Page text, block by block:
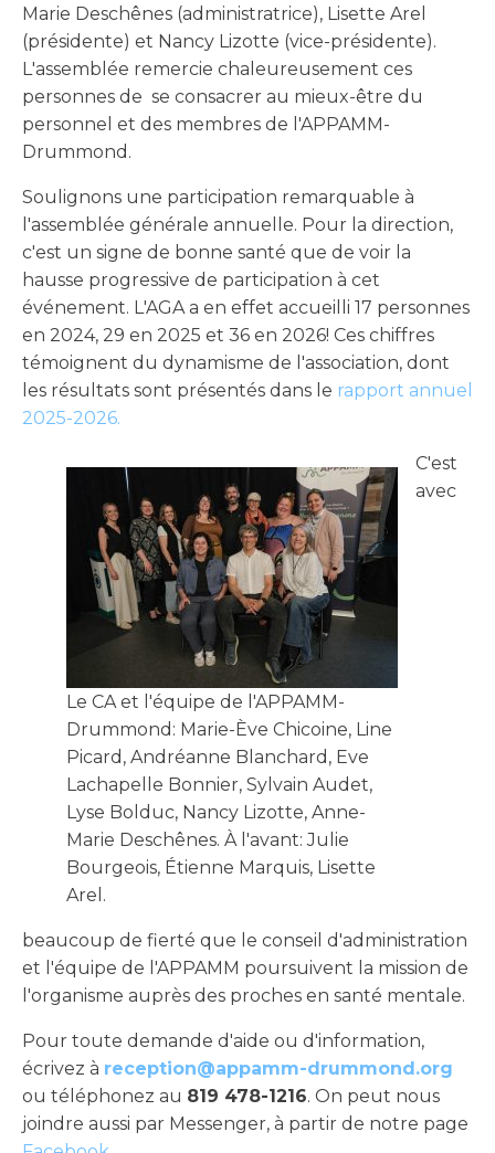
Marie Deschênes (administratrice), Lisette Arel
(présidente) et Nancy Lizotte (vice-présidente).
L'assemblée remercie chaleureusement ces
personnes de se consacrer au mieux-être du
personnel et des membres de l'APPAMM-
Drummond.
Soulignons une participation remarquable à
l'assemblée générale annuelle. Pour la direction,
c'est un signe de bonne santé que de voir la
hausse progressive de participation à cet
événement. L'AGA a en effet accueilli 17 personnes
en 2024, 29 en 2025 et 36 en 2026! Ces chiffres
témoignent du dynamisme de l'association, dont
les résultats sont présentés dans le rapport annuel
2025-2026.
Le CA et l'équipe de l'APPAMM-
Drummond: Marie-Ève Chicoine, Line
Picard, Andréanne Blanchard, Eve
Lachapelle Bonnier, Sylvain Audet,
Lyse Bolduc, Nancy Lizotte, Anne-
Marie Deschênes. À l'avant: Julie
Bourgeois, Étienne Marquis, Lisette
Arel.
C'est
avec
beaucoup de fierté que le conseil d'administration
et l'équipe de l'APPAMM poursuivent la mission de
l'organisme auprès des proches en santé mentale.
Pour toute demande d'aide ou d'information,
écrivez à reception@appamm-drummond.org
ou téléphonez au 819 478-1216. On peut nous
joindre aussi par Messenger, à partir de notre page